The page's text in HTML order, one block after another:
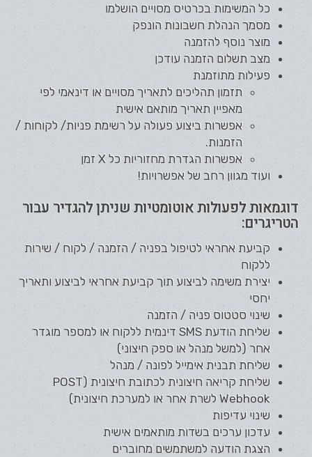
כל המשימות בכרטיס מסויים הושלמו
מסמך הנהלת חשבונות הונפק
מוצר נוסף להזמנה
מצב תשלום הזמנה עודכן
פעילות מתוזמנת
תזמון תהליכים לתאריך מסויים או דינאמי לפי
מאפיין תאריך מותאם אישית
אפשרות ביצוע פעולה על רשימת פניות/ לקוחות /
הזמנות.
אפשרות הגדרת מחזוריות כל X זמן
ועוד מגוון רחב של אפשרויות!
דוגמאות לפעולות אוטומטיות שניתן להגדיר עבור
הטריגרים:
קביעת אחראי לטיפול בפניה / הזמנה / לקוח / שירות
ללקוח
יצירת משימה לביצוע תוך קביעת אחראי לביצוע ותאריך
יחסי
שינוי סטטוס פניה / הזמנה
שליחת הודעת SMS דינמית ללקוח או למספר מוגדר
אחר (למשל מנהל או ספק חיצוני)
שליחת תבנית אימייל לפונה / מנהל
שליחת קריאה חיצונית לכתובת חיצונית (POST
Webhook לשרת אחר או למערכת חיצונית)
שינוי עדיפות
עדכון ערכים בשדות מותאמים אישית
הצגת הודעה למשתמשים מחוברים